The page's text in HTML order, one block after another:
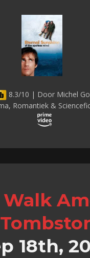
8.3/10 | Door Michel
Romantiek &
Walk
18th,